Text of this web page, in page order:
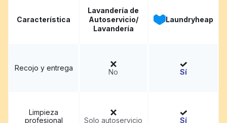
Característica
Lavandería de
Autoservicio/
Lavandería
Laundryheap
Recojo y entrega No Sí
Limpieza
profesional
Solo autoservicio Sí